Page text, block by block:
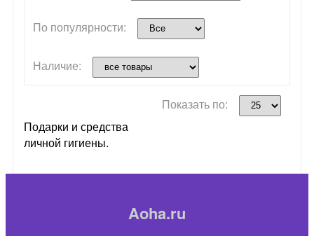
По популярности:
Наличие:
Показать по:
Подарки и средства
личной гигиены.
Aoha.ru